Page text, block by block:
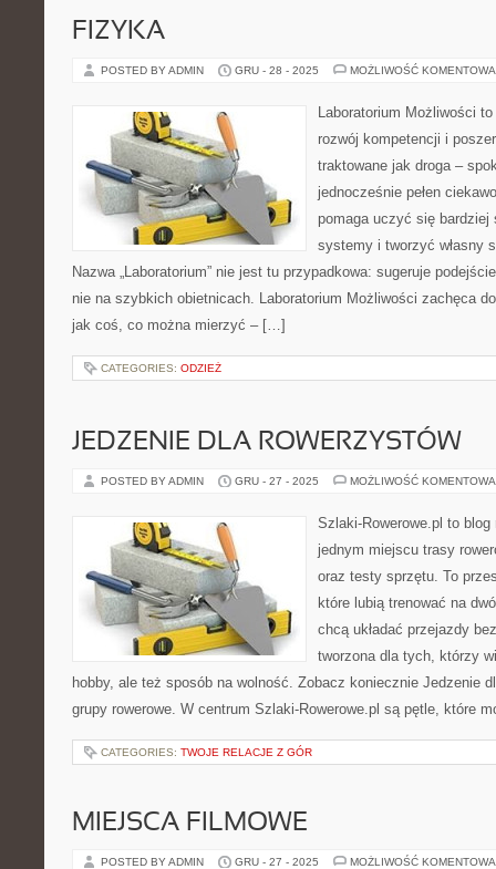
FIZYKA
POSTED BY ADMIN GRU - 28 - 2025 MOŻLIWOŚĆ
Laboratorium Możliwości
rozwój kompetencji i
traktowane jak droga –
jednocześnie pełen
pomaga uczyć się bardziej
systemy i tworzyć własny
Nazwa „Laboratorium” nie jest tu przypadkowa: sugeruje
nie na szybkich obietnicach. Laboratorium Możliwości zachęca
jak coś, co można mierzyć – […]
CATEGORIES: ODZIEŻ
JEDZENIE DLA ROWERZYSTÓW
POSTED BY ADMIN GRU - 27 - 2025 MOŻLIWOŚĆ
Szlaki-Rowerowe.pl to blog
jednym miejscu trasy
oraz testy sprzętu. To
które lubią trenować na
chcą układać przejazdy
tworzona dla tych, którzy
hobby, ale też sposób na wolność. Zobacz koniecznie Jedzenie
grupy rowerowe. W centrum Szlaki-Rowerowe.pl są pętle, które
CATEGORIES: TWOJE RELACJE Z GÓR
MIEJSCA FILMOWE
POSTED BY ADMIN GRU - 27 - 2025 MOŻLIWOŚĆ